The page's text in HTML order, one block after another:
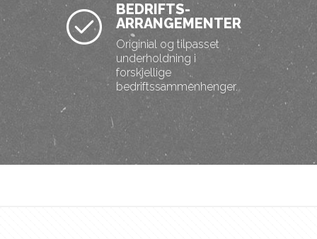
BEDRIFTS-
ARRANGEMENTER
Originial og tilpasset
underholdning i
forskjellige
bedriftssammenhenger.